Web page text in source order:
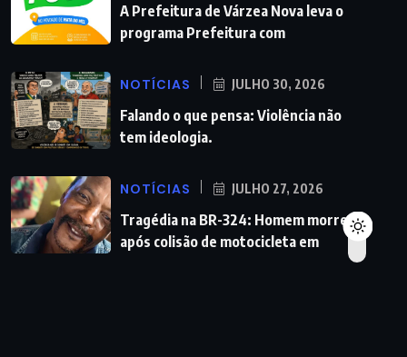
A Prefeitura de Várzea Nova leva o
programa Prefeitura com
NOTÍCIAS JULHO 30, 2026
Falando o que pensa: Violência não
tem ideologia.
NOTÍCIAS JULHO 27, 2026
Tragédia na BR-324: Homem morre
após colisão de motocicleta em